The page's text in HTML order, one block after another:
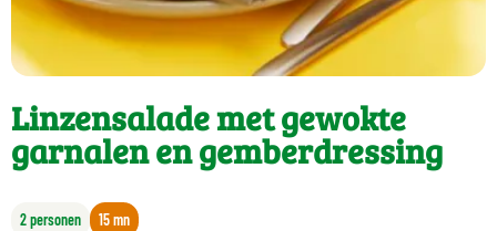
Linzensalade met gewokte
garnalen en gemberdressing
2 personen 15 mn